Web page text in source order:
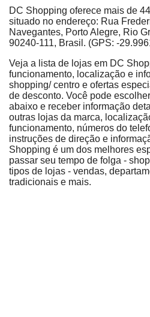
DC Shopping oferece mais de
situado no endereço: Rua
Navegantes, Porto Alegre, Rio
90240-111, Brasil. (GPS: -
Veja a lista de lojas em DC
funcionamento, localização e
shopping/ centro e ofertas
de desconto. Você pode
abaixo e receber informação
outras lojas da marca,
funcionamento, números do
instruções de direção e
Shopping é um dos melhores
passar seu tempo de folga -
tipos de lojas - vendas,
tradicionais e mais.